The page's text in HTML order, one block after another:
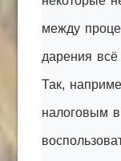
между
дарения
Так,
налоговым